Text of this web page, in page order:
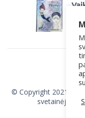
© Copyright 2021 , Be
svetainėje